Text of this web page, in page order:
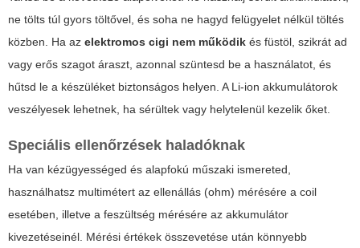
ne tölts túl gyors töltővel, és soha ne hagyd felügyelet nélkül töltés
közben. Ha az elektromos cigi nem működik és füstöl, szikrát ad
vagy erős szagot áraszt, azonnal szüntesd be a használatot, és
hűtsd le a készüléket biztonságos helyen. A Li-ion akkumulátorok
veszélyesek lehetnek, ha sérültek vagy helytelenül kezelik őket.
Speciális ellenőrzések haladóknak
Ha van kézügyességed és alapfokú műszaki ismereted,
használhatsz multimétert az ellenállás (ohm) mérésére a coil
esetében, illetve a feszültség mérésére az akkumulátor
kivezetéseinél. Mérési értékek összevetése után könnyebb